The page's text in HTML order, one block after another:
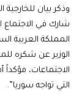
وذكر بيان للخارجية
شارك في الاجتماع
المملكة العربية
الوزير عن شكره
الاجتماعات، مؤكداً
التي تواجه سوريا”.